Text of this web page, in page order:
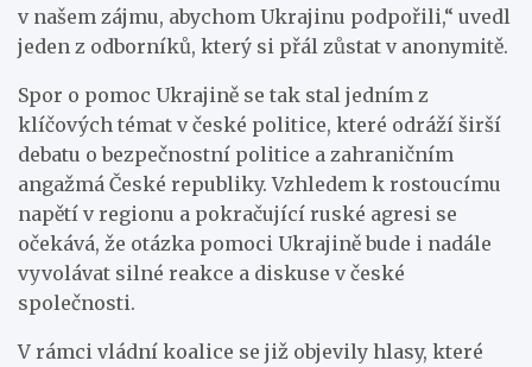
v našem zájmu, abychom Ukrajinu podpořili,“ uvedl
jeden z odborníků, který si přál zůstat v anonymitě.
Spor o pomoc Ukrajině se tak stal jedním z
klíčových témat v české politice, které odráží širší
debatu o bezpečnostní politice a zahraničním
angažmá České republiky. Vzhledem k rostoucímu
napětí v regionu a pokračující ruské agresi se
očekává, že otázka pomoci Ukrajině bude i nadále
vyvolávat silné reakce a diskuse v české
společnosti.
V rámci vládní koalice se již objevily hlasy, které